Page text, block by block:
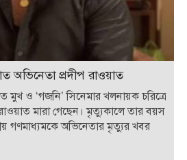
অভিনেতা প্রদীপ রাওয়াত
মুখ ও ‘গজনি’ সিনেমার খলনায়ক চরিত্রে
মারা গেছেন। মৃত্যুকালে তার বয়স
গণমাধ্যমকে অভিনেতার মৃত্যুর খবর